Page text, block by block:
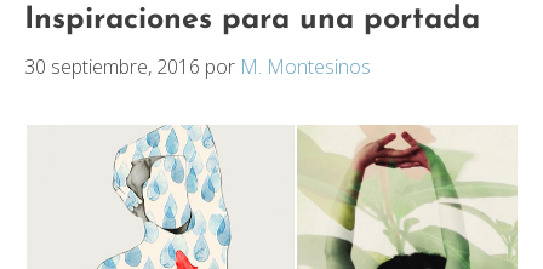
Inspiraciones para una portada
30 septiembre, 2016 por M. Montesinos